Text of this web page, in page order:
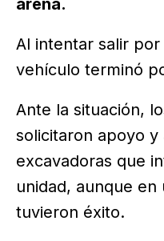
arena.
Al intentar salir
vehículo terminó
Ante la situación,
solicitaron apoyo
excavadoras que
unidad, aunque
tuvieron éxito.